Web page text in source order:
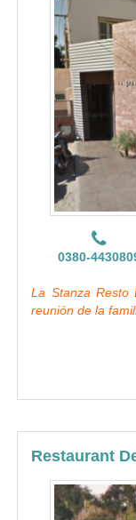
0380-
La Stanza Resto
reunión de la
Restaurant